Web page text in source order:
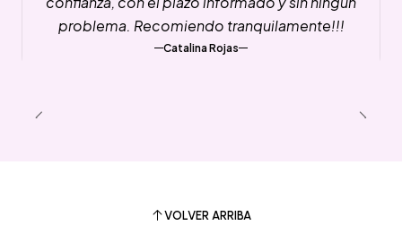
problema. Recomiendo tranquilamente!!!
Catalina Rojas
VOLVER ARRIBA